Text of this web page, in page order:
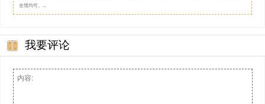
全境均可。...
我要评论